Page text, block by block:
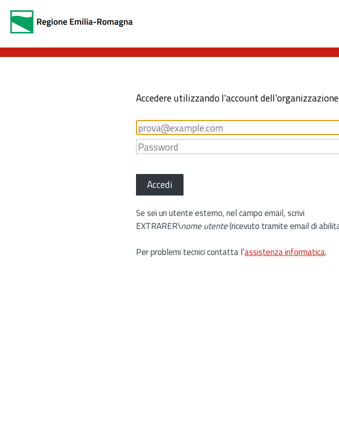
Accedere utilizzando l'account dell'organizzazione
Accedi
Se sei un utente esterno, nel campo email, scrivi
EXTRARER\nome utente(ricevuto tramite email di
Per problemi tecnici contatta l’assistenza informatica.